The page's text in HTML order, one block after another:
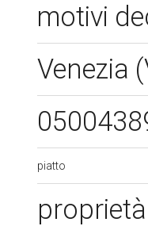
motivi
Venezia
piatto